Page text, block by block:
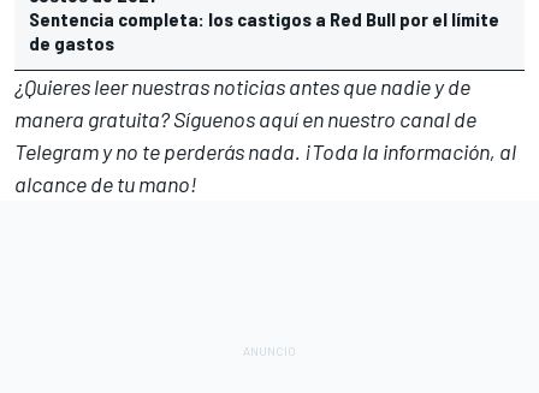
Sentencia completa: los castigos a Red Bull por el límite
de gastos
¿Quieres leer nuestras noticias antes que nadie y de
manera gratuita? Síguenosaquí en nuestro canal de
Telegramy no te perderás nada. ¡Toda la información, al
alcance de tu mano!